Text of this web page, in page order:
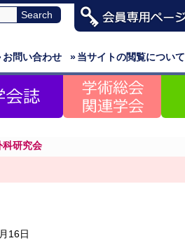
»当サイトの閲覧について
お問い合わせ
科研究会
16日